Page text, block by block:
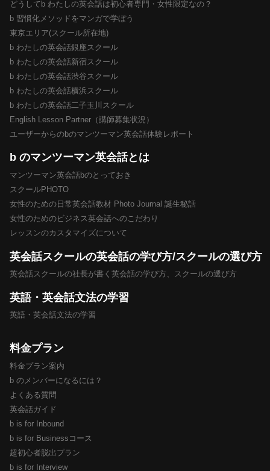
どうしてb わたしの英会話は初心者専門・女性限定なの？
b 習慣化メソッドをマンガで学ぼう
東京エリア(スクール所在地)
b わたしの英会話銀座スクール
b わたしの英会話新宿スクール
b わたしの英会話渋谷スクール
b わたしの英会話横浜スクール
b わたしの英会話二子玉川スクール
English Lesson Partner（講師募集状況）
ユーザーからのbのマンツーマン英会話体験レポート
b のマンツーマン英会話とは
マンツーマン英会話bのとっておき
スクールPHOTO
女性のための日常英会話教材 Photo Journal 誕生秘話
女性のためのビジネス英会話へのこだわり
レッスンのカスタマイズについて
英会話スクールの英会話の学び方/スクールの選び方
英会話スクールの社長が書く英会話の学び方、スクールの選び方
英語・英会話文法の学習
英語・英会話文法の学習
料金プラン
料金プラン案内
b のメンバーになるには？
よくある質問
英会話ガイド
b is for Inbound
b is for Businessコース
超初心者脱出プラン
b is for Interview